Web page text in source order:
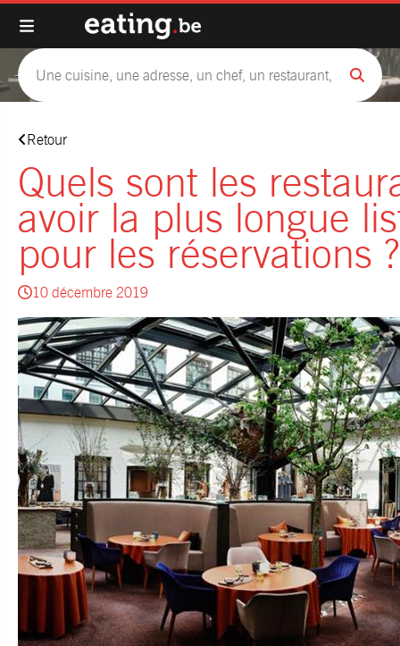
Retour
Quels sont les
avoir la plus longue
pour les réservations ?
10 décembre 2019